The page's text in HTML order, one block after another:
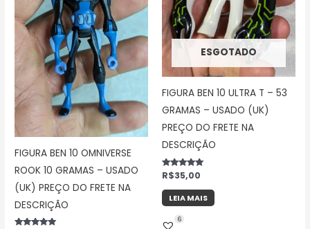
FIGURA BEN 10 OMNIVERSE
ROOK 10 GRAMAS – USADO
(UK) PREÇO DO FRETE NA
DESCRIÇÃO
ESGOTADO
FIGURA BEN 10 ULTRA T – 53
GRAMAS – USADO (UK)
PREÇO DO FRETE NA
DESCRIÇÃO
Avaliação
5.00
de 5
R$35,00
LEIA MAIS
6